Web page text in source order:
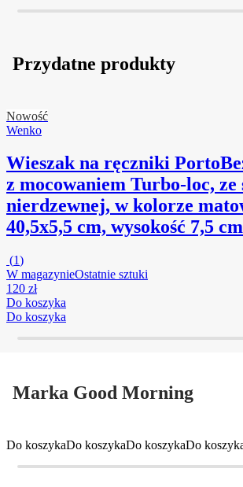
Przydatne produkty
Nowość
Wenko
Wieszak na ręczniki Porto
z mocowaniem Turbo-loc, ze
nierdzewnej, w kolorze
40,5x5,5 cm, wysokość 7,5 cm
(1)
W magazynieOstatnie sztuki
120 zł
Do koszyka
Do koszyka
Marka Good Morning
Do koszykaDo koszykaDo koszykaDo